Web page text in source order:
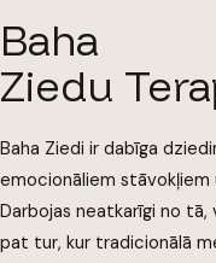
Baha
Ziedu
Baha Ziedi ir dabīga
emocionāliem stāvokļiem
Darbojas neatkarīgi no
pat tur, kur tradicionālā